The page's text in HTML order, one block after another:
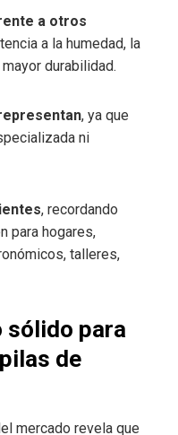
a otros
a la humedad, la
durabilidad.
, ya que
ni
, recordando
para hogares,
talleres,
sólido para
de
mercado revela que